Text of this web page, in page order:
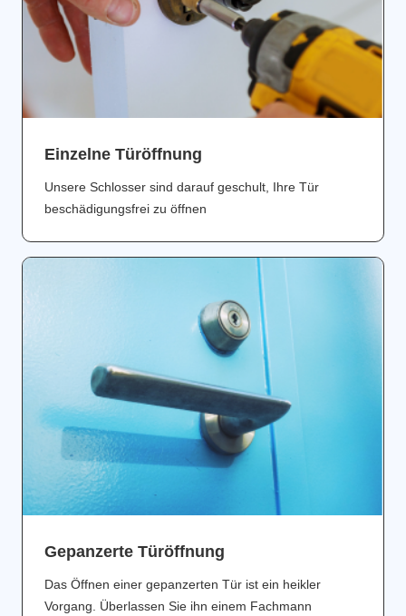
Einzelne Türöffnung
Unsere Schlosser sind darauf geschult, Ihre Tür
beschädigungsfrei zu öffnen
Gepanzerte Türöffnung
Das Öffnen einer gepanzerten Tür ist ein heikler
Vorgang. Überlassen Sie ihn einem Fachmann